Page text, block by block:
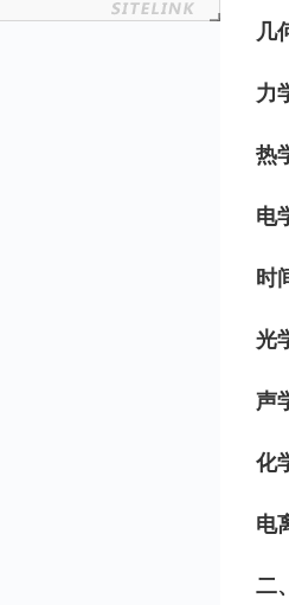
几
力
热
电
时
光
声
化
电
二